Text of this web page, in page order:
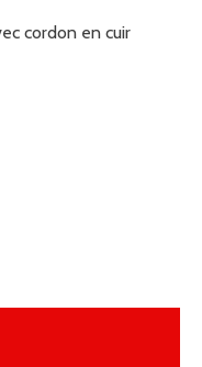
cordon en cuir